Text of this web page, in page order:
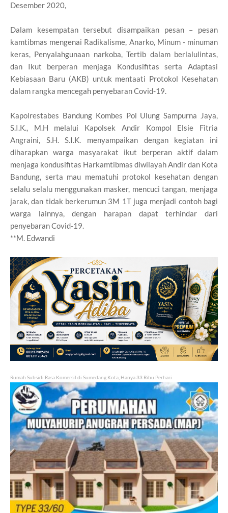
Desember 2020,
Dalam kesempatan tersebut disampaikan pesan – pesan
kamtibmas mengenai Radikalisme, Anarko, Minum - minuman
keras, Penyalahgunaan narkoba, Tertib dalam berlalulintas,
dan Ikut berperan menjaga Kondusifitas serta Adaptasi
Kebiasaan Baru (AKB) untuk mentaati Protokol Kesehatan
dalam rangka mencegah penyebaran Covid-19.
Kapolrestabes Bandung Kombes Pol Ulung Sampurna Jaya,
S.I.K., M.H melalui Kapolsek Andir Kompol Elsie Fitria
Angraini, S.H. S.I.K. menyampaikan dengan kegiatan ini
diharapkan warga masyarakat ikut berperan aktif dalam
menjaga kondusifitas Harkamtibmas diwilayah Andir dan Kota
Bandung, serta mau mematuhi protokol kesehatan dengan
selalu selalu menggunakan masker, mencuci tangan, menjaga
jarak, dan tidak berkerumun 3M 1T juga menjadi contoh bagi
warga lainnya, dengan harapan dapat terhindar dari
penyebaran Covid-19.
**M. Edwandi
Rumah Subsidi Rasa Komersil di Sumedang Kota, Hanya 33 Ribu Perhari